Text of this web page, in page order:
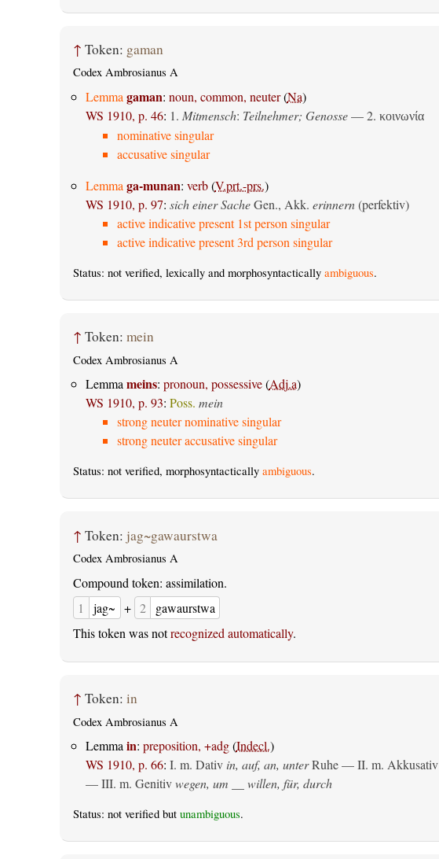
↑ Token: gaman
Codex Ambrosianus A
Lemma gaman: noun, common, neuter(Na)
WS 1910, p. 46: 1. Mitmensch: Teilnehmer; Genosse— 2. κοινωνία
nominative singular
accusative singular
Lemma ga-munan: verb(V.prt.-prs.)
WS 1910, p. 97: sich einer SacheGen., Akk. erinnern (perfektiv)
active indicative present 1st person singular
active indicative present 3rd person singular
Status: not verified, lexically and morphosyntactically ambiguous.
↑ Token: mein
Codex Ambrosianus A
Lemma meins: pronoun, possessive(Adj.a)
WS 1910, p. 93: Poss. mein
strong neuter nominative singular
strong neuter accusative singular
Status: not verified, morphosyntactically ambiguous.
↑ Token: jag~gawaurstwa
Codex Ambrosianus A
Compound token: assimilation.
1
jag~ + 2
gawaurstwa
This token was notrecognized automatically.
↑ Token: in
Codex Ambrosianus A
Lemma in: preposition, +adg(Indecl.)
WS 1910, p. 66: I. m. Dativ in, auf, an, unterRuhe — II. m. Akkusativ
— III. m. Genitiv wegen, um __ willen, für, durch
Status: not verified but unambiguous.